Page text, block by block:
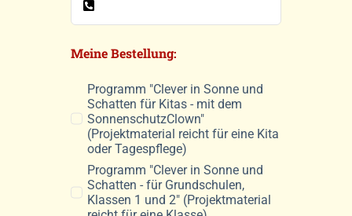
Meine Bestellung:
Programm "Clever in Sonne und
Schatten für Kitas - mit dem
SonnenschutzClown"
(Projektmaterial reicht für eine Kita
oder Tagespflege)
Programm "Clever in Sonne und
Schatten - für Grundschulen,
Klassen 1 und 2" (Projektmaterial